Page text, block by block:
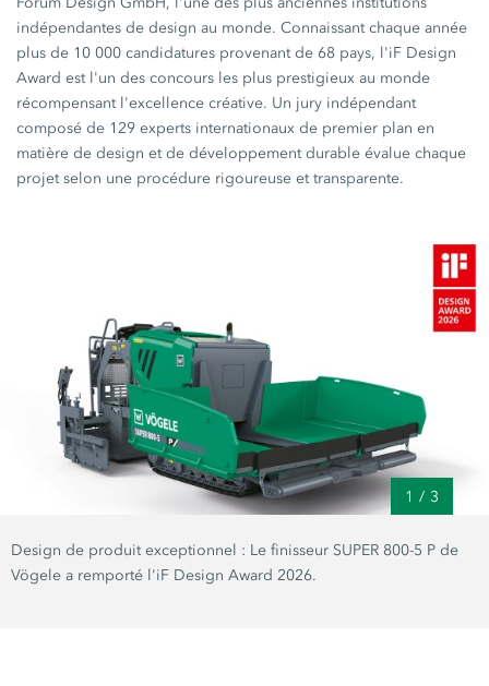
indépendantes de design au monde. Connaissant chaque année
plus de 10 000 candidatures provenant de 68 pays, l'iF Design
Award est l'un des concours les plus prestigieux au monde
récompensant l'excellence créative. Un jury indépendant
composé de 129 experts internationaux de premier plan en
matière de design et de développement durable évalue chaque
projet selon une procédure rigoureuse et transparente.
1 / 3
Design de produit exceptionnel : Le finisseur SUPER 800-5 P de
Vögele a remporté l'iF Design Award 2026.